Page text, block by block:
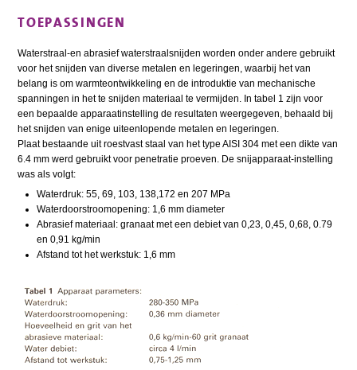
TOEPASSINGEN
Waterstraal-en abrasief waterstraalsnijden worden onder andere gebruikt
voor het snijden van diverse metalen en legeringen, waarbij het van
belang is om warmteontwikkeling en de introduktie van mechanische
spanningen in het te snijden materiaal te vermijden. In tabel 1 zijn voor
een bepaalde apparaatinstelling de resultaten weergegeven, behaald bij
het snijden van enige uiteenlopende metalen en legeringen.
Plaat bestaande uit roestvast staal van het type AISI 304 met een dikte van
6.4 mm werd gebruikt voor penetratie proeven. De snijapparaat-instelling
was als volgt:
Waterdruk: 55, 69, 103, 138,172 en 207 MPa
Waterdoorstroomopening: 1,6 mm diameter
Abrasief materiaal: granaat met een debiet van 0,23, 0,45, 0,68, 0.79
en 0,91 kg/min
Afstand tot het werkstuk: 1,6 mm